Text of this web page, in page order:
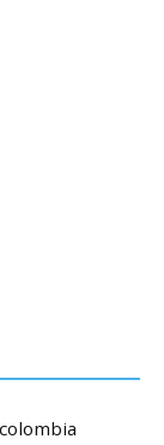
colombia